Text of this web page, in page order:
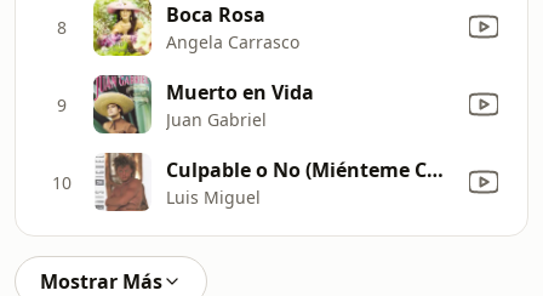
8 Boca Rosa
Angela Carrasco
9 Muerto en Vida
Juan Gabriel
10 Culpable o No (Miénteme Como Siempre)
Luis Miguel
Mostrar Más